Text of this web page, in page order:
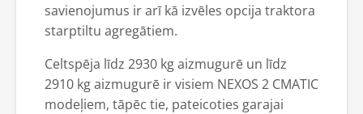
savienojumus ir arī kā izvēles opcija traktora
starptiltu agregātiem.
Celtspēja līdz 2930 kg aizmugurē un līdz
2910 kg aizmugurē ir visiem NEXOS 2 CMATIC
modeļiem, tāpēc tie, pateicoties garajai